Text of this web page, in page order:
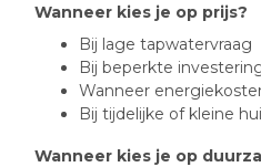
Wanneer kies je op prijs?
Bij lage tapwatervraag
Bij beperkte
Wanneer
Bij tijdelijke of kleine
Wanneer kies je op